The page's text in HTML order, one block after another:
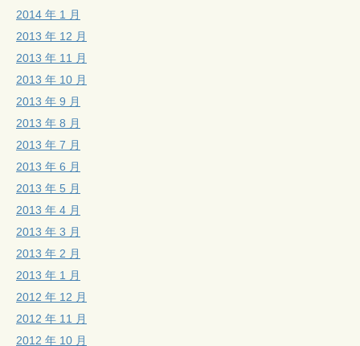
2014 年 1 月
2013 年 12 月
2013 年 11 月
2013 年 10 月
2013 年 9 月
2013 年 8 月
2013 年 7 月
2013 年 6 月
2013 年 5 月
2013 年 4 月
2013 年 3 月
2013 年 2 月
2013 年 1 月
2012 年 12 月
2012 年 11 月
2012 年 10 月